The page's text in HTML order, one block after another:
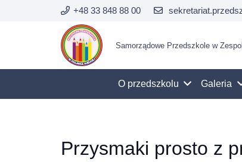
+48 33 848 88 00
Samorządowe Przedszkole w
O przedszkolu Galeria
Przysmaki prosto z